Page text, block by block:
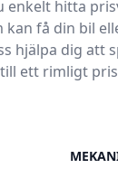
enkelt hitta
kan få din bil
hjälpa dig att
ett rimligt